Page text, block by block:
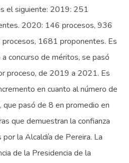
el siguiente: 2019: 251
2020: 146 procesos, 936
1681 proponentes. Es
concurso de méritos, se pasó
proceso, de 2019 a 2021. Es
en cuanto al número de
que pasó de 8 en promedio en
que demuestran la confianza
la Alcaldía de Pereira. La
de la Presidencia de la